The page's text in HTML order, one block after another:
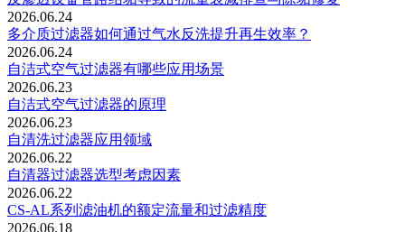
2026.06.24
多介质过滤器如何通过气水反洗提升再生效率？
2026.06.24
自洁式空气过滤器有哪些应用场景
2026.06.23
自洁式空气过滤器的原理
2026.06.23
自清洗过滤器应用领域
2026.06.22
自清器过滤器选型考虑因素
2026.06.22
CS-AL系列滤油机的‌额定流量‌和‌过滤精度
2026.06.18